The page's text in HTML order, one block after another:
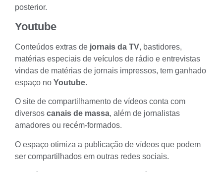
posterior.
Youtube
Conteúdos extras de jornais da TV, bastidores,
matérias especiais de veículos de rádio e entrevistas
vindas de matérias de jornais impressos, tem ganhado
espaço no Youtube.
O site de compartilhamento de vídeos conta com
diversos canais de massa, além de jornalistas
amadores ou recém-formados.
O espaço otimiza a publicação de vídeos que podem
ser compartilhados em outras redes sociais.